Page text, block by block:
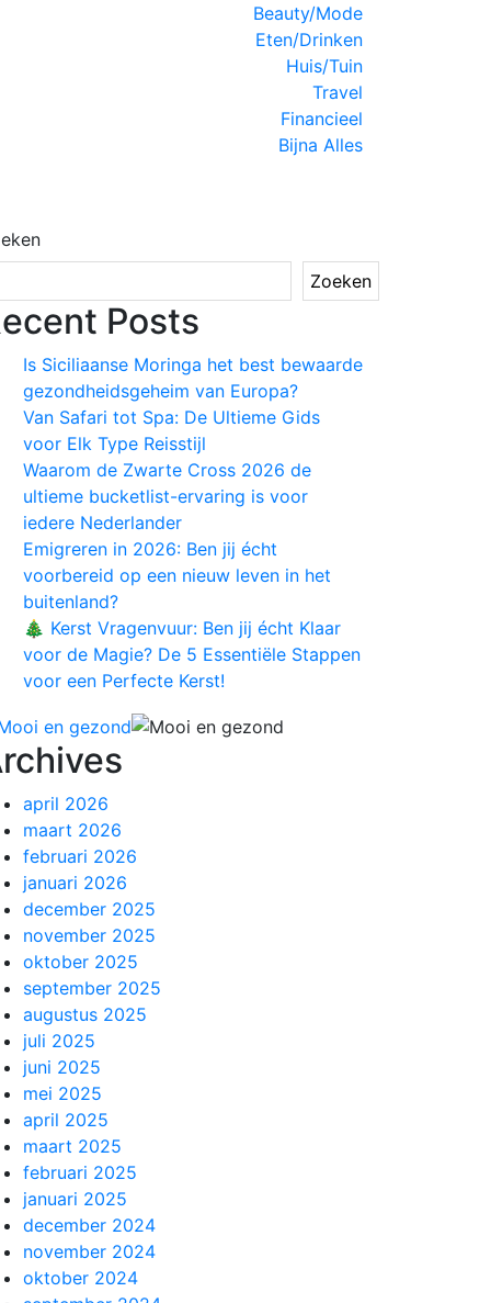
Close
Menu
Beauty/Mode
Eten/Drinken
Huis/Tuin
Travel
Financieel
Bijna Alles
Zoeken
Posts
Is Siciliaanse Moringa het best bewaarde
gezondheidsgeheim van Europa?
Van Safari tot Spa: De Ultieme Gids
voor Elk Type Reisstijl
Waarom de Zwarte Cross 2026 de
ultieme bucketlist-ervaring is voor
iedere Nederlander
Emigreren in 2026: Ben jij écht
voorbereid op een nieuw leven in het
buitenland?
🎄 Kerst Vragenvuur: Ben jij écht Klaar
voor de Magie? De 5 Essentiële Stappen
voor een Perfecte Kerst!
april 2026
maart 2026
februari 2026
januari 2026
december 2025
november 2025
oktober 2025
september 2025
augustus 2025
juli 2025
juni 2025
mei 2025
april 2025
maart 2025
februari 2025
januari 2025
december 2024
november 2024
oktober 2024